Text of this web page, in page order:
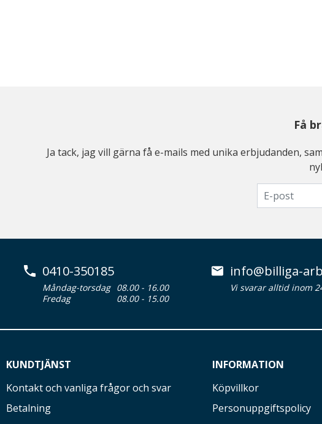
Få
Ja tack, jag vill gärna få e-mails med unika erbjudanden,
0410-350185
Måndag-torsdag 08.00 - 16.00
Fredag
08.00 - 15.00
info@billiga-
Vi svarar alltid inom
KUNDTJÄNST
Kontakt och vanliga frågor och svar
Betalning
INFORMATION
Köpvillkor
Personuppgiftspolicy